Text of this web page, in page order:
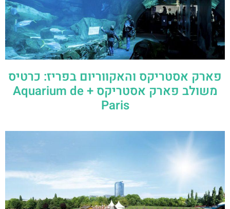
פארק אסטריקס והאקווריום בפריז: כרטיס
משולב פארק אסטריקס + Aquarium de
Paris